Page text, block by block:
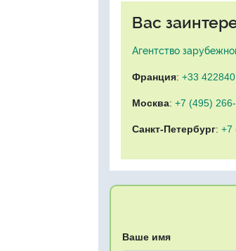
Вас
Агентство
Франция: +33
Москва: +7 (495)
Санкт-Петербург: +7
Ваше имя